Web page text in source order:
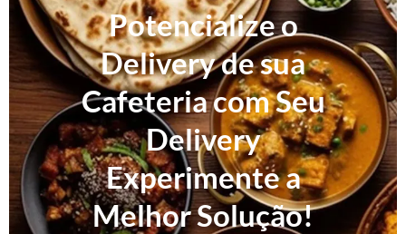
Potencialize o
Delivery de sua
Cafeteria com Seu
Delivery
Experimente a
Melhor Solução!